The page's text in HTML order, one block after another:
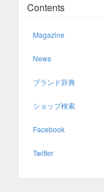
Contents
Magazine
News
ブランド辞典
ショップ検索
Facebook
Twitter